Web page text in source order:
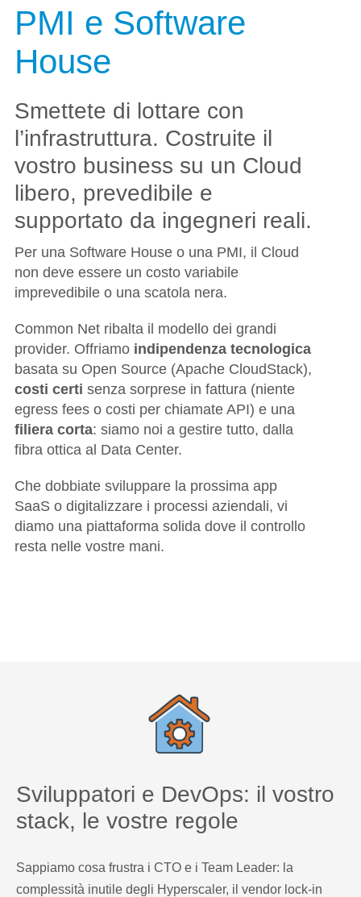
PMI e Software
House
Smettete di lottare con
l’infrastruttura. Costruite il
vostro business su un Cloud
libero, prevedibile e
supportato da ingegneri reali.
Per una Software House o una PMI, il Cloud
non deve essere un costo variabile
imprevedibile o una scatola nera.
Common Net ribalta il modello dei grandi
provider. Offriamo indipendenza tecnologica
basata su Open Source (Apache CloudStack),
costi certi senza sorprese in fattura (niente
egress fees o costi per chiamate API) e una
filiera corta: siamo noi a gestire tutto, dalla
fibra ottica al Data Center.
Che dobbiate sviluppare la prossima app
SaaS o digitalizzare i processi aziendali, vi
diamo una piattaforma solida dove il controllo
resta nelle vostre mani.
Sviluppatori e DevOps: il vostro
stack, le vostre regole
Sappiamo cosa frustra i CTO e i Team Leader: la
complessità inutile degli Hyperscaler, il vendor lock-in